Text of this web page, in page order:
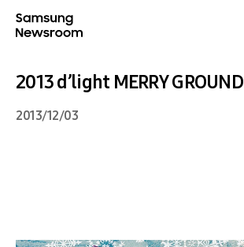
2013 d’light MERRY GROUND
2013/12/03